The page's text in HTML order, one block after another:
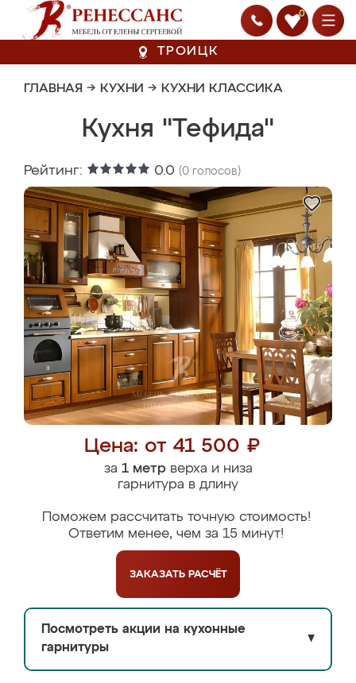
0
ТРОИЦК
ГЛАВНАЯ → КУХНИ → КУХНИ КЛАССИКА
Кухня "Тефида"
Рейтинг: 0.0 (0 голосов)
Цена: от 41 500 ₽
за 1 метрверха и низа
гарнитура в длину
Поможем рассчитать точную стоимость!
Ответим менее, чем за 15 минут!
ЗАКАЗАТЬ РАСЧЁТ
Посмотреть акции на кухонные
гарнитуры
▼